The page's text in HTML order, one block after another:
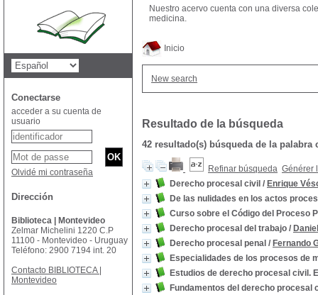
Inicio
New search
Resultado de la búsqueda
42 resultado(s) búsqueda de la palabra
Refinar búsqueda Générer
Derecho procesal civil / Enrique
De las nulidades en los actos
Curso sobre el Código del Proceso
Derecho procesal del trabajo /
Derecho procesal penal / Fernando
Especialidades de los procesos de
Estudios de derecho procesal civil.
Fundamentos del derecho procesal
Nuestro acervo cuenta con una diversa
medicina.
Conectarse
acceder a su cuenta de
usuario
Olvidé mi contraseña
Dirección
Biblioteca | Montevideo
Zelmar Michelini 1220 C.P
11100 - Montevideo - Uruguay
Teléfono: 2900 7194 int. 20
Contacto BIBLIOTECA |
Montevideo